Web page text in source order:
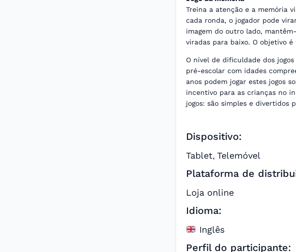
Treina a atenção e a memória
cada ronda, o jogador pode
imagem do outro lado,
viradas para baixo. O objetivo
O nível de dificuldade dos
pré-escolar com idades
anos podem jogar estes jogos
incentivo para as crianças no
jogos: são simples e divertidos
Dispositivo:
Tablet, Telemóvel
Plataforma de
Loja online
Idioma:
Inglês
Perfil do participante: